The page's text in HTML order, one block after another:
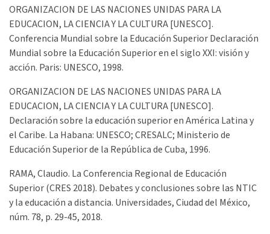
ORGANIZACION DE LAS NACIONES UNIDAS PARA LA
EDUCACION, LA CIENCIA Y LA CULTURA [UNESCO].
Conferencia Mundial sobre la Educación Superior Declaración
Mundial sobre la Educación Superior en el siglo XXI: visión y
acción. Paris: UNESCO, 1998.
ORGANIZACION DE LAS NACIONES UNIDAS PARA LA
EDUCACION, LA CIENCIA Y LA CULTURA [UNESCO].
Declaración sobre la educación superior en América Latina y
el Caribe. La Habana: UNESCO; CRESALC; Ministerio de
Educación Superior de la República de Cuba, 1996.
RAMA, Claudio. La Conferencia Regional de Educación
Superior (CRES 2018). Debates y conclusiones sobre las NTIC
y la educación a distancia. Universidades, Ciudad del México,
núm. 78, p. 29-45, 2018.